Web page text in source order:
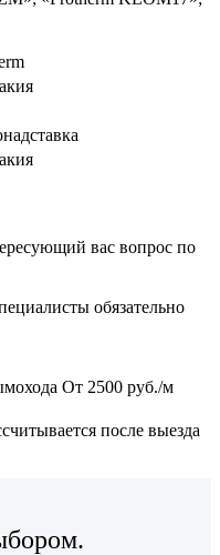
вас вопрос по
обязательно
От 2500 руб./м
после выезда